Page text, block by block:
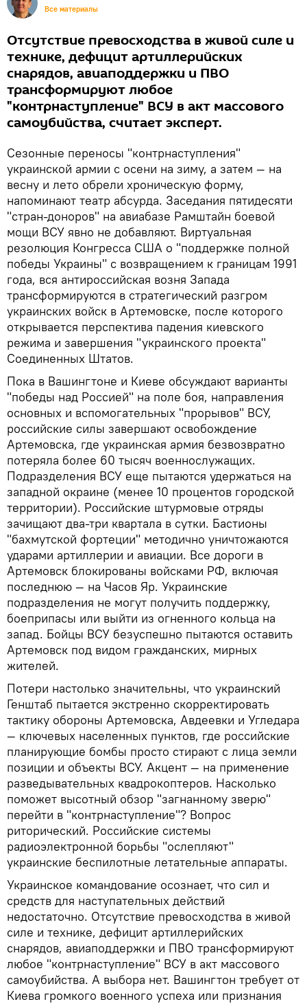
Все материалы
Отсутствие превосходства в живой силе и
технике, дефицит артиллерийских
снарядов, авиаподдержки и ПВО
трансформируют любое
"контрнаступление" ВСУ в акт массового
самоубийства, считает эксперт.
Сезонные переносы "контрнаступления"
украинской армии с осени на зиму, а затем — на
весну и лето обрели хроническую форму,
напоминают театр абсурда. Заседания пятидесяти
"стран-доноров" на авиабазе Рамштайн боевой
мощи ВСУ явно не добавляют. Виртуальная
резолюция Конгресса США о "поддержке полной
победы Украины" с возвращением к границам 1991
года, вся антироссийская возня Запада
трансформируются в стратегический разгром
украинских войск в Артемовске, после которого
открывается перспектива падения киевского
режима и завершения "украинского проекта"
Соединенных Штатов.
Пока в Вашингтоне и Киеве обсуждают варианты
"победы над Россией" на поле боя, направления
основных и вспомогательных "прорывов" ВСУ,
российские силы завершают освобождение
Артемовска, где украинская армия безвозвратно
потеряла более 60 тысяч военнослужащих.
Подразделения ВСУ еще пытаются удержаться на
западной окраине (менее 10 процентов городской
территории). Российские штурмовые отряды
зачищают два-три квартала в сутки. Бастионы
"бахмутской фортеции" методично уничтожаются
ударами артиллерии и авиации. Все дороги в
Артемовск блокированы войсками РФ, включая
последнюю — на Часов Яр. Украинские
подразделения не могут получить поддержку,
боеприпасы или выйти из огненного кольца на
запад. Бойцы ВСУ безуспешно пытаются оставить
Артемовск под видом гражданских, мирных
жителей.
Потери настолько значительны, что украинский
Генштаб пытается экстренно скорректировать
тактику обороны Артемовска, Авдеевки и Угледара
— ключевых населенных пунктов, где российские
планирующие бомбы просто стирают с лица земли
позиции и объекты ВСУ. Акцент — на применение
разведывательных квадрокоптеров. Насколько
поможет высотный обзор "загнанному зверю"
перейти в "контрнаступление"? Вопрос
риторический. Российские системы
радиоэлектронной борьбы "ослепляют"
украинские беспилотные летательные аппараты.
Украинское командование осознает, что сил и
средств для наступательных действий
недостаточно. Отсутствие превосходства в живой
силе и технике, дефицит артиллерийских
снарядов, авиаподдержки и ПВО трансформируют
любое "контрнаступление" ВСУ в акт массового
самоубийства. А выбора нет. Вашингтон требует от
Киева громкого военного успеха или признания